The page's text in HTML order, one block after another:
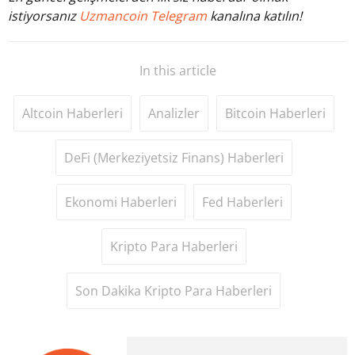
istiyorsanız Uzmancoin Telegram kanalına katılın!
In this article
Altcoin Haberleri Analizler Bitcoin Haberleri
DeFi (Merkeziyetsiz Finans) Haberleri
Ekonomi Haberleri Fed Haberleri
Kripto Para Haberleri
Son Dakika Kripto Para Haberleri